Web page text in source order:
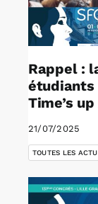
Rappel :
étudiants
Time’s
21/07/2025
TOUTES LES